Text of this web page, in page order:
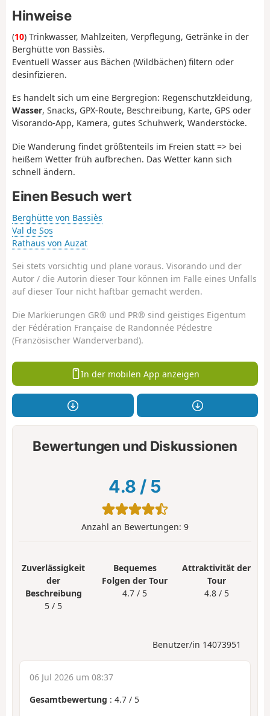
Hinweise
(10) Trinkwasser, Mahlzeiten, Verpflegung, Getränke in der
Berghütte von Bassiès.
Eventuell Wasser aus Bächen (Wildbächen) filtern oder
desinfizieren.
Es handelt sich um eine Bergregion: Regenschutzkleidung,
Wasser, Snacks, GPX-Route, Beschreibung, Karte, GPS oder
Visorando-App, Kamera, gutes Schuhwerk, Wanderstöcke.
Die Wanderung findet größtenteils im Freien statt => bei
heißem Wetter früh aufbrechen. Das Wetter kann sich
schnell ändern.
Einen Besuch wert
Berghütte von Bassiès
Val de Sos
Rathaus von Auzat
Sei stets vorsichtig und plane voraus. Visorando und der
Autor / die Autorin dieser Tour können im Falle eines Unfalls
auf dieser Tour nicht haftbar gemacht werden.
Die Markierungen GR® und PR® sind geistiges Eigentum
der Fédération Française de Randonnée Pédestre
(Französischer Wanderverband).
In der mobilen App anzeigen
Bewertungen und Diskussionen
4.8 / 5
Anzahl an Bewertungen: 9
Zuverlässigkeit
der
Beschreibung
5 / 5
Bequemes
Folgen der Tour
4.7 / 5
Attraktivität der
Tour
4.8 / 5
Benutzer/in 14073951
06 Jul 2026 um 08:37
Gesamtbewertung : 4.7 / 5